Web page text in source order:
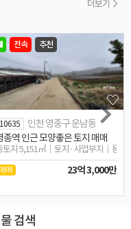
더보기
근생상가
전속 추천
10635
인천 영종구 운남동
종역 인근 모양좋은 토지 매매
토지 5,151㎡ 토지·사업부지 용도
매매 23억 3,000만
검색